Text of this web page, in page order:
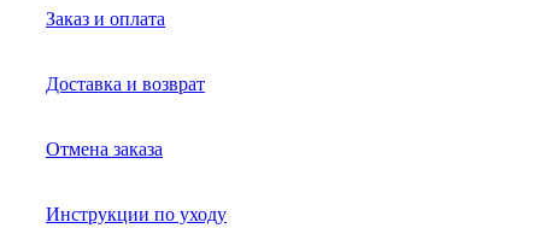
Заказ и оплата
Доставка и возврат
Отмена заказа
Инструкции по уходу